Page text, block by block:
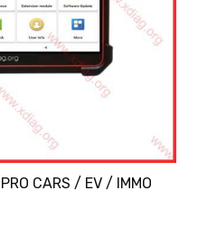
CARS / EV / IMMO